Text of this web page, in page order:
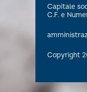
Capitale
C.F. e
Copyright